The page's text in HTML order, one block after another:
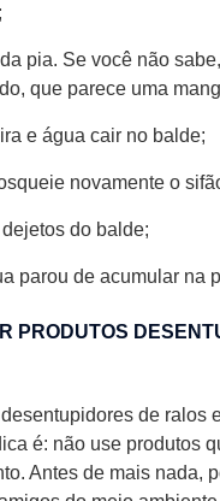
pia. Se você não
que parece uma
e água cair no balde;
novamente o
do balde;
parou de acumular na
PRODUTOS
de ralos
é: não use produtos
Antes de mais nada,